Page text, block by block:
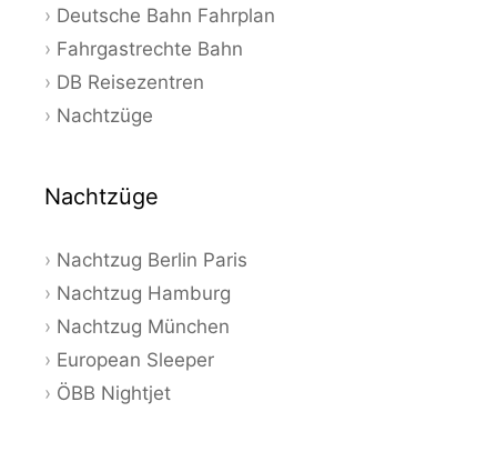
Deutsche Bahn Fahrplan
Fahrgastrechte Bahn
DB Reisezentren
Nachtzüge
Nachtzüge
Nachtzug Berlin Paris
Nachtzug Hamburg
Nachtzug München
European Sleeper
ÖBB Nightjet